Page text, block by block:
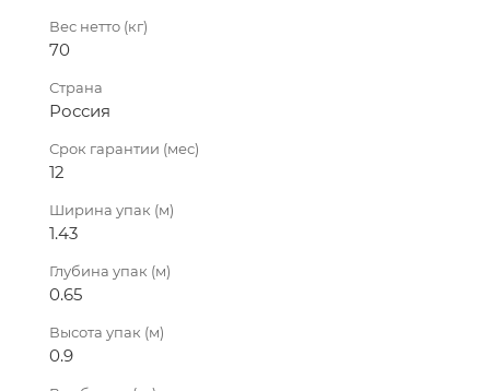
Вес нетто (кг)
70
Страна
Россия
Срок гарантии (мес)
12
Ширина упак (м)
1.43
Глубина упак (м)
0.65
Высота упак (м)
0.9